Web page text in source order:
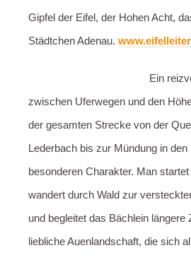
Gipfel der Eifel, der Hohen Acht,
Städtchen Adenau.
Ein
zwischen Uferwegen und den
der gesamten Strecke von der
Lederbach bis zur Mündung in den
besonderen Charakter. Man
wandert durch Wald zur
und begleitet das Bächlein längere
liebliche Auenlandschaft, die sich